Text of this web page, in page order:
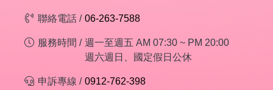
聯絡電話 / 06-263-7588
服務時間 / 週一至週五 AM 07:30 ~ PM 20:00
週六週日、國定假日公休
申訴專線 / 0912-762-398